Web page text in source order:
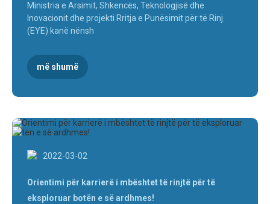
Ministria e Arsimit, Shkencës, Teknologjisë dhe
Inovacionit dhe projekti Rritja e Punësimit për të Rinj
(EYE) kanë nënsh
më shumë
2022-03-02
Orientimi për karrierë i mbështet të rinjtë për të
eksploruar botën e së ardhmes!